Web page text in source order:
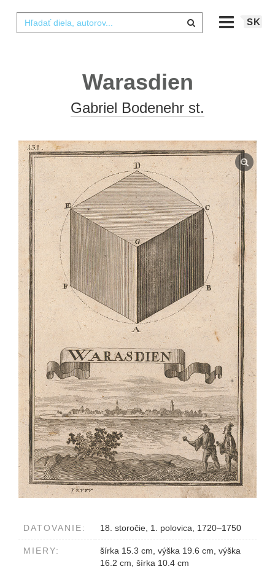
SK
Warasdien
Gabriel Bodenehr st.
DATOVANIE: 18. storočie, 1. polovica, 1720–1750
MIERY:
šírka 15.3 cm, výška 19.6 cm, výška
16.2 cm, šírka 10.4 cm